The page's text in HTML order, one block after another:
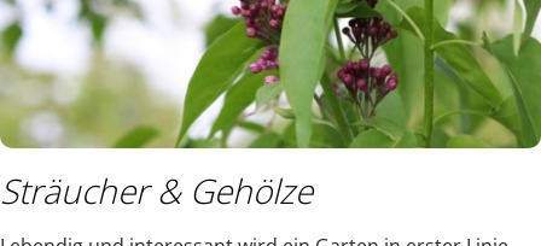
Sträucher & Gehölze